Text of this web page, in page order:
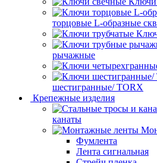
торцовые L-образные
рычажные
шестигранные/ TORX
Крепежные изделия
канаты
Фумлента
Лента сигнальная